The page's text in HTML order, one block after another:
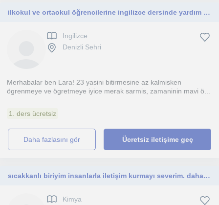
ilkokul ve ortaokul öğrencilerine ingilizce dersinde yardım edebilirim
Ingilizce
Denizli Sehri
Merhabalar ben Lara! 23 yasini bitirmesine az kalmisken
ögrenmeye ve ögretmeye iyice merak sarmis, zamaninin mavi ö...
1. ders ücretsiz
daha fazlasını gör Ücretsiz iletişime geç
sıcakkanlı biriyim insanlarla iletişim kurmayı severim. daha çok lise seviyesine yönelik ders verebilirim
Kimya